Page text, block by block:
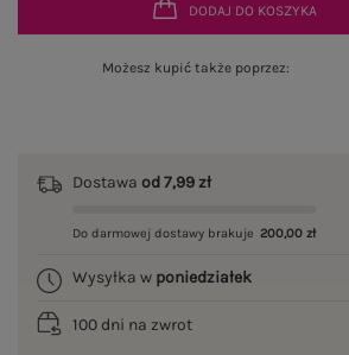
DODAJ DO KOSZYKA
Możesz kupić także poprzez:
Dostawa od 7,99 zł
Do darmowej dostawy brakuje 200,00 zł
Wysyłka w poniedziałek
100 dni na zwrot